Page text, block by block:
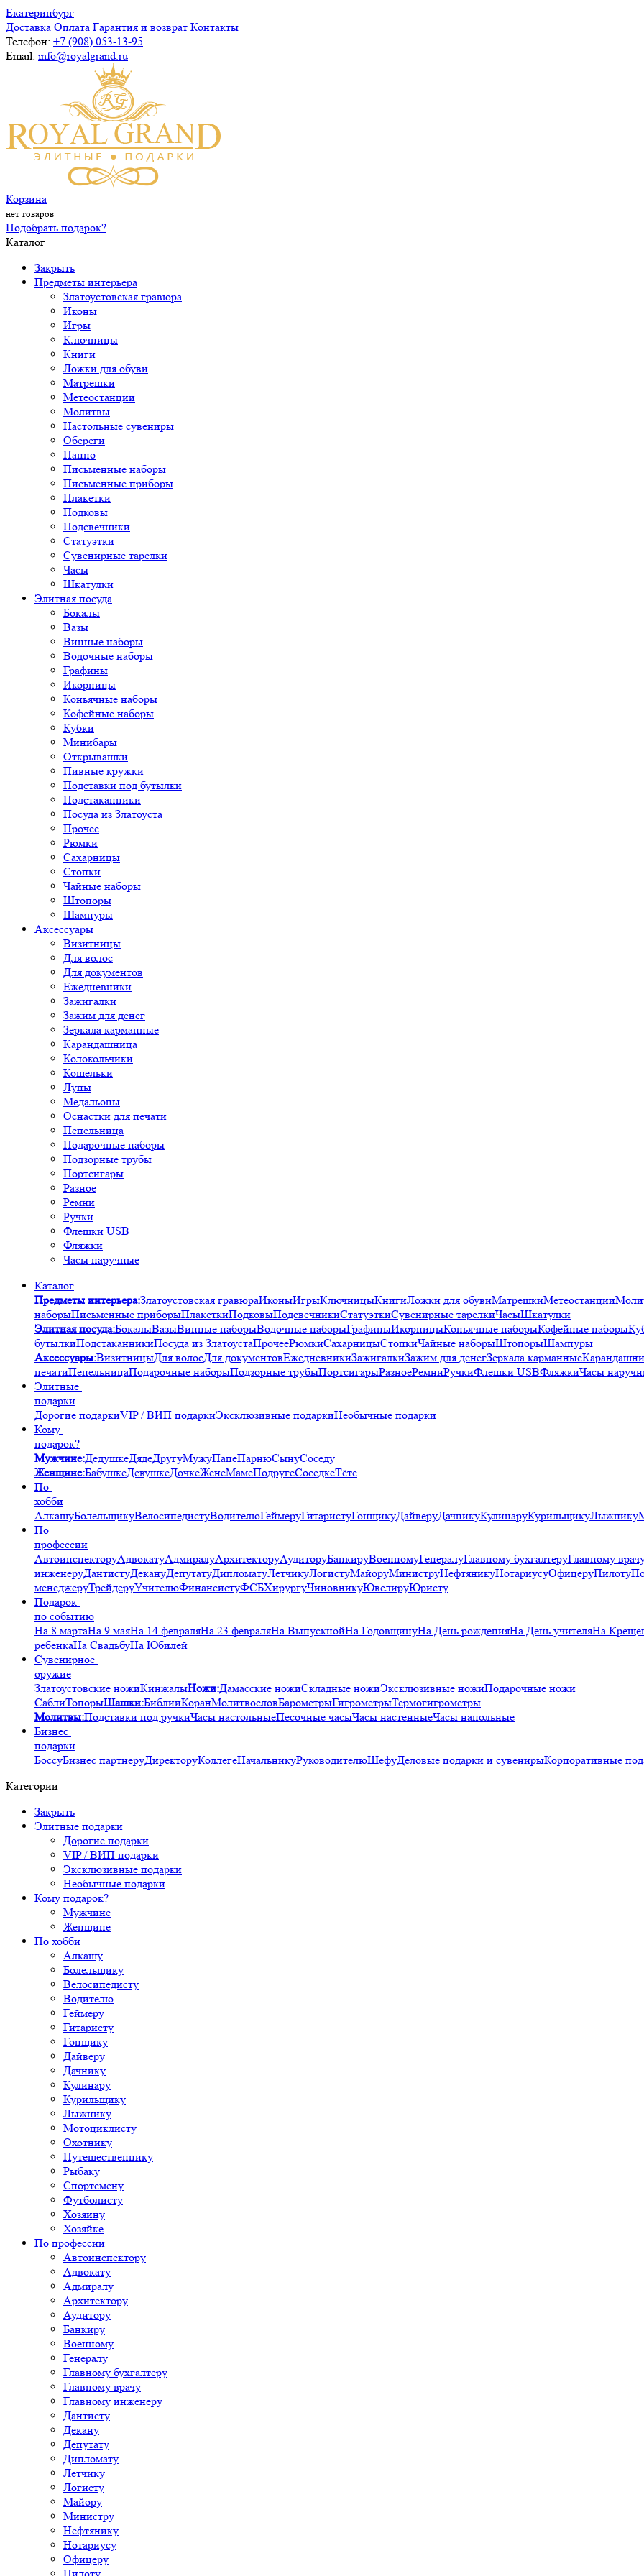
Екатеринбург
Доставка Оплата Гарантия и возврат Контакты
Телефон: +7 (908) 053-13-95
Email: info@royalgrand.ru
Корзина
нет товаров
Подобрать подарок?
Каталог
Закрыть
Предметы интерьера
Златоустовская гравюра
Иконы
Игры
Ключницы
Книги
Ложки для обуви
Матрешки
Метеостанции
Молитвы
Настольные сувениры
Обереги
Панно
Письменные наборы
Письменные приборы
Плакетки
Подковы
Подсвечники
Статуэтки
Сувенирные тарелки
Часы
Шкатулки
Элитная посуда
Бокалы
Вазы
Винные наборы
Водочные наборы
Графины
Икорницы
Коньячные наборы
Кофейные наборы
Кубки
Минибары
Открывашки
Пивные кружки
Подставки под бутылки
Подстаканники
Посуда из Златоуста
Прочее
Рюмки
Сахарницы
Стопки
Чайные наборы
Штопоры
Шампуры
Аксессуары
Визитницы
Для волос
Для документов
Ежедневники
Зажигалки
Зажим для денег
Зеркала карманные
Карандашница
Колокольчики
Кошельки
Лупы
Медальоны
Оснастки для печати
Пепельница
Подарочные наборы
Подзорные трубы
Портсигары
Разное
Ремни
Ручки
Флешки USB
Фляжки
Часы наручные
Каталог
Предметы интерьера:Златоустовская гравюраИконыИгрыКлючницыКнигиЛожки для обувиМатрешкиМетеостанции
наборыПисьменные приборыПлакеткиПодковыПодсвечникиСтатуэткиСувенирные тарелкиЧасыШкатулки
Элитная посуда:БокалыВазыВинные наборыВодочные наборыГрафиныИкорницыКоньячные наборыКофейные наборы
бутылкиПодстаканникиПосуда из ЗлатоустаПрочееРюмкиСахарницыСтопкиЧайные наборыШтопорыШампуры
Аксессуары:ВизитницыДля волосДля документовЕжедневникиЗажигалкиЗажим для денегЗеркала карманные
печатиПепельницаПодарочные наборыПодзорные трубыПортсигарыРазноеРемниРучкиФлешки USBФляжкиЧасы
Элитные
подарки
Дорогие подаркиVIP / ВИП подаркиЭксклюзивные подаркиНеобычные подарки
Кому
подарок?
Мужчине:ДедушкеДядеДругуМужуПапеПарнюСынуСоседу
Женщине:БабушкеДевушкеДочкеЖенеМамеПодругеСоседкеТёте
По
хобби
АлкашуБолельщикуВелосипедистуВодителюГеймеруГитаристуГонщикуДайверуДачникуКулинаруКурильщикуЛыжнику
По
профессии
АвтоинспекторуАдвокатуАдмиралуАрхитекторуАудиторуБанкируВоенномуГенералуГлавному бухгалтеруГлавному
инженеруДантистуДекануДепутатуДипломатуЛетчикуЛогистуМайоруМиниструНефтяникуНотариусуОфицеруПилоту
менеджеруТрейдеруУчителюФинансистуФСБХирургуЧиновникуЮвелируЮристу
Подарок
по событию
На 8 мартаНа 9 маяНа 14 февраляНа 23 февраляНа ВыпускнойНа ГодовщинуНа День рожденияНа День учителяНа
ребенкаНа СвадьбуНа Юбилей
Сувенирное
оружие
Златоустовские ножиКинжалыНожи:Дамасские ножиСкладные ножиЭксклюзивные ножиПодарочные ножи
СаблиТопорыШашки:БиблииКоранМолитвословБарометрыГигрометрыТермогигрометры
Молитвы:Подставки под ручкиЧасы настольныеПесочные часыЧасы настенныеЧасы напольные
Бизнес
подарки
БоссуБизнес партнеруДиректоруКоллегеНачальникуРуководителюШефуДеловые подарки и сувенирыКорпоративные
Категории
Закрыть
Элитные подарки
Дорогие подарки
VIP / ВИП подарки
Эксклюзивные подарки
Необычные подарки
Кому подарок?
Мужчине
Женщине
По хобби
Алкашу
Болельщику
Велосипедисту
Водителю
Геймеру
Гитаристу
Гонщику
Дайверу
Дачнику
Кулинару
Курильщику
Лыжнику
Мотоциклисту
Охотнику
Путешественнику
Рыбаку
Спортсмену
Футболисту
Хозяину
Хозяйке
По профессии
Автоинспектору
Адвокату
Адмиралу
Архитектору
Аудитору
Банкиру
Военному
Генералу
Главному бухгалтеру
Главному врачу
Главному инженеру
Дантисту
Декану
Депутату
Дипломату
Летчику
Логисту
Майору
Министру
Нефтянику
Нотариусу
Офицеру